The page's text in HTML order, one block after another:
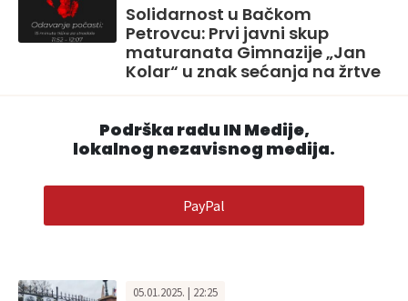
Solidarnost u Bačkom
Petrovcu: Prvi javni skup
maturanata Gimnazije „Jan
Kolar“ u znak sećanja na žrtve
Podrška radu IN Medije,
lokalnog nezavisnog medija.
PayPal
05.01.2025. | 22:25